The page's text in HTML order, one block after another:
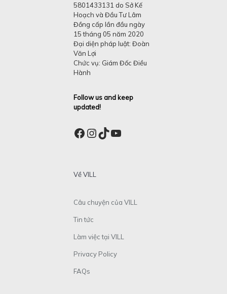
5801433131 do Sở Kế
Hoạch và Đầu Tư Lâm
Đồng cấp lần đầu ngày
15 tháng 05 năm 2020
Đại diện pháp luật: Đoàn
Văn Lợi
Chức vụ: Giám Đốc Điều
Hành
Follow us and keep
updated!
Facebook
Instagram
TikTok
YouTube
Về VILL
Câu chuyện của VILL
Tin tức
Làm việc tại VILL
Privacy Policy
FAQs